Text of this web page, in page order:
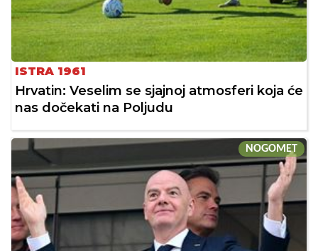
ISTRA 1961
Hrvatin: Veselim se sjajnoj atmosferi koja će
nas dočekati na Poljudu
NOGOMET